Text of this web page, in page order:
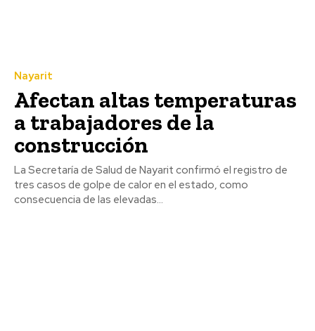
Nayarit
Afectan altas temperaturas
a trabajadores de la
construcción
La Secretaría de Salud de Nayarit confirmó el registro de
tres casos de golpe de calor en el estado, como
consecuencia de las elevadas...